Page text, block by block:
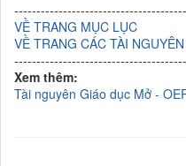
VỀ TRANG MỤC LỤC
VỀ TRANG CÁC TÀI
Xem thêm:
Tài nguyên Giáo dục Mở -